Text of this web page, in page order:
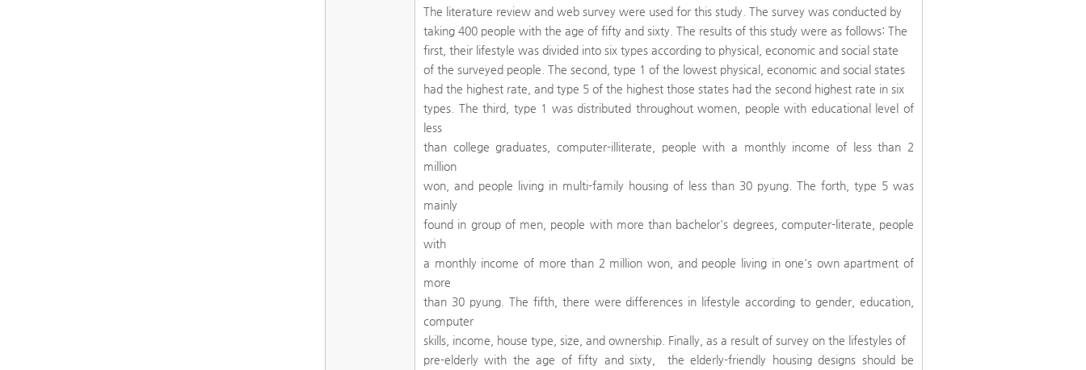
The literature review and web survey were used for this study. The survey was conducted by
taking 400 people with the age of fifty and sixty. The results of this study were as follows: The
first, their lifestyle was divided into six types according to physical, economic and social state
of the surveyed people. The second, type 1 of the lowest physical, economic and social states
had the highest rate, and type 5 of the highest those states had the second highest rate in six
types. The third, type 1 was distributed throughout women, people with educational level of
less
than college graduates, computer-illiterate, people with a monthly income of less than 2
million
won, and people living in multi-family housing of less than 30 pyung. The forth, type 5 was
mainly
found in group of men, people with more than bachelor's degrees, computer-literate, people
with
a monthly income of more than 2 million won, and people living in one's own apartment of
more
than 30 pyung. The fifth, there were differences in lifestyle according to gender, education,
computer
skills, income, house type, size, and ownership. Finally, as a result of survey on the lifestyles of
pre-elderly with the age of fifty and sixty, the elderly-friendly housing designs should be